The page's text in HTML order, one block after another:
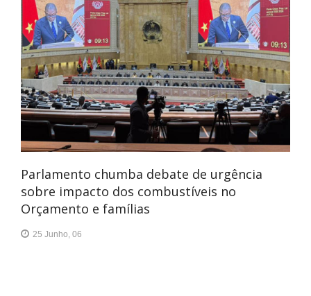
Parlamento chumba debate de urgência
sobre impacto dos combustíveis no
Orçamento e famílias
25 Junho, 06